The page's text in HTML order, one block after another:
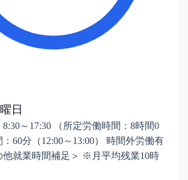
日
8:30～17:30 （所定労働時間：8時間0
60分（12:00～13:00） 時間外労働有
他就業時間補足＞ ※月平均残業10時